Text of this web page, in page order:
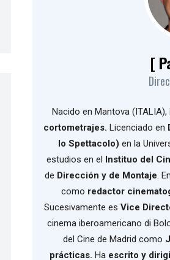
[
Nacido en Mantova
cortometrajes. Licenciado en
lo Spettacolo) en la
estudios en el Instituo del
de Dirección y de Montaje .
como redactor
Sucesivamente es Vice
cinema iberoamericano di
del Cine de Madrid como
prácticas. Ha escrito y